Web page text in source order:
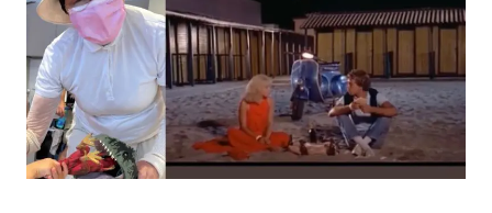
News Musica
News Spettacolo
Benessere Cucina e Ricette